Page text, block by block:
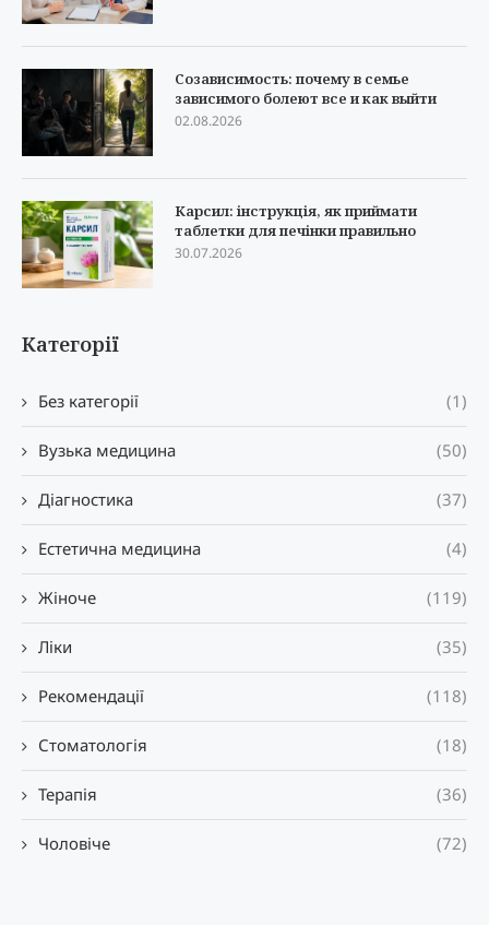
Созависимость: почему в семье
зависимого болеют все и как выйти
02.08.2026
Карсил: інструкція, як приймати
таблетки для печінки правильно
30.07.2026
Категорії
Без категорії (1)
Вузька медицина (50)
Діагностика (37)
Естетична медицина (4)
Жіноче (119)
Ліки (35)
Рекомендації (118)
Стоматологія (18)
Терапія (36)
Чоловіче (72)